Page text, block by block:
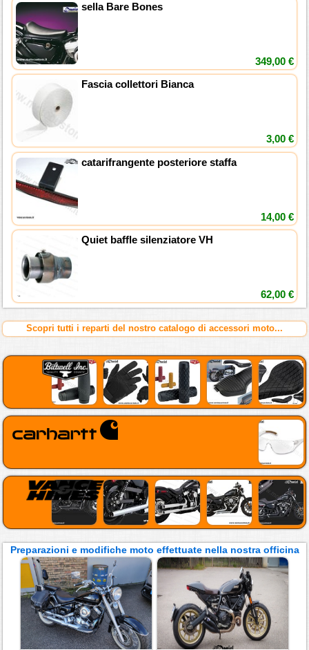
sella Bare Bones
349,00 €
Fascia collettori Bianca
3,00 €
catarifrangente posteriore staffa
14,00 €
Quiet baffle silenziatore VH
62,00 €
Scopri tutti i reparti del nostro catalogo di accessori moto...
Preparazioni e modifiche moto effettuate nella nostra officina